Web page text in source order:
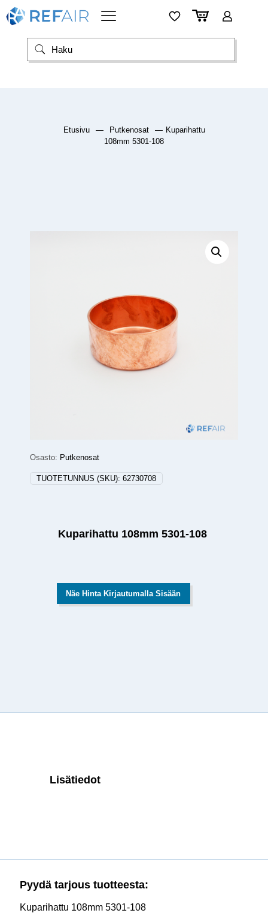
Etusivu — Putkenosat — Kuparihattu
108mm 5301-108
Osasto: Putkenosat
TUOTETUNNUS (SKU): 62730708
Kuparihattu 108mm 5301-108
Näe Hinta Kirjautumalla Sisään
Lisätiedot
Pyydä tarjous tuotteesta:
Kuparihattu 108mm 5301-108